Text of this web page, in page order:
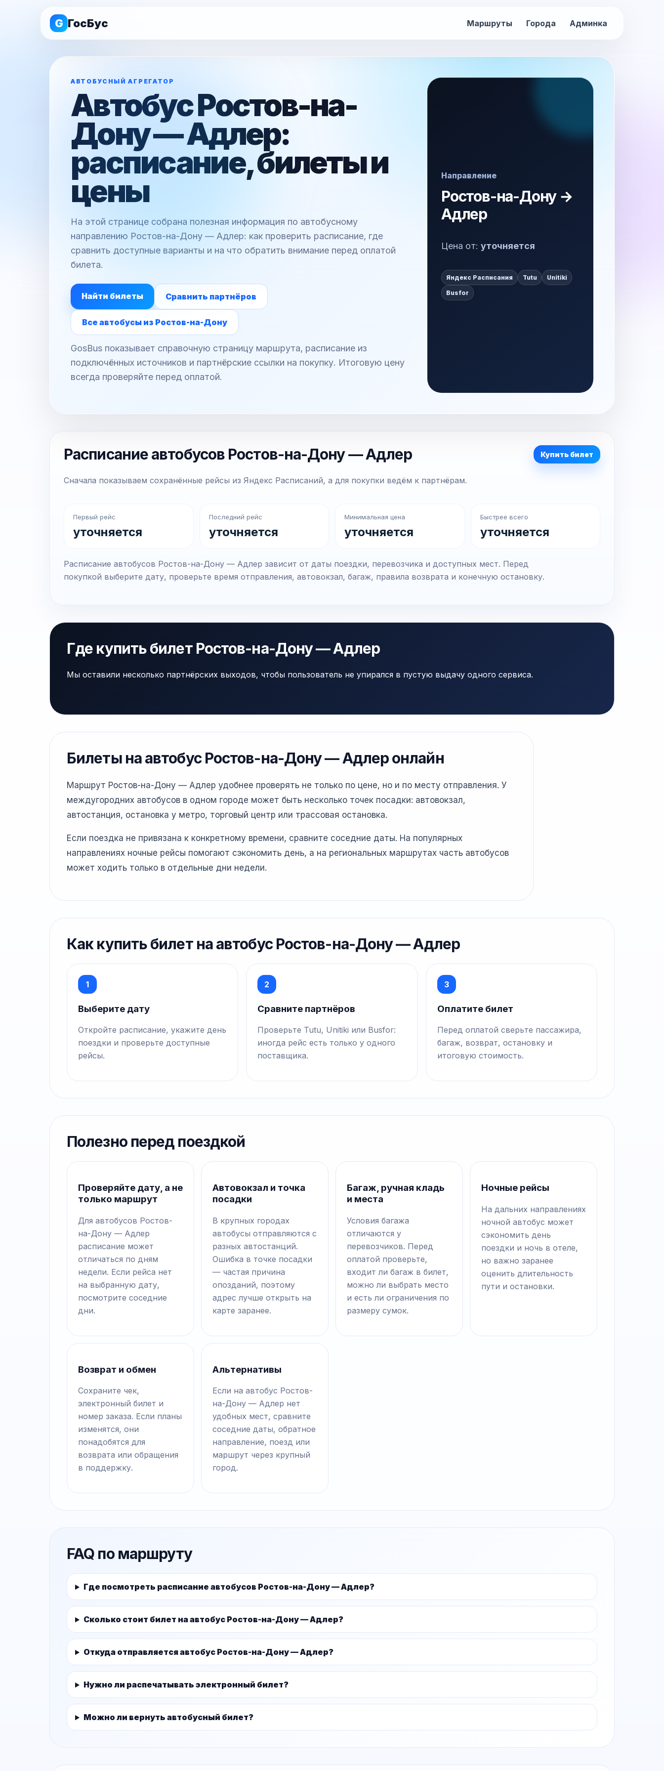
G ГосБус Маршруты Города Админка
АВТОБУСНЫЙ АГРЕГАТОР
Автобус Ростов-на-
Дону — Адлер:
расписание, билеты и
цены
На этой странице собрана полезная информация по автобусному
направлению Ростов-на-Дону — Адлер: как проверить расписание, где
сравнить доступные варианты и на что обратить внимание перед оплатой
билета.
Найти билеты Сравнить партнёров
Все автобусы из Ростов-на-Дону
GosBus показывает справочную страницу маршрута, расписание из
подключённых источников и партнёрские ссылки на покупку. Итоговую цену
всегда проверяйте перед оплатой.
Направление
Ростов-на-Дону →
Адлер
Цена от: уточняется
Яндекс Расписания Tutu Unitiki
Busfor
Расписание автобусов Ростов-на-Дону — Адлер
Сначала показываем сохранённые рейсы из Яндекс Расписаний, а для покупки ведём к партнёрам.
Купить билет
Первый рейс
уточняется
Последний рейс
уточняется
Минимальная цена
уточняется
Быстрее всего
уточняется
Расписание автобусов Ростов-на-Дону — Адлер зависит от даты поездки, перевозчика и доступных мест. Перед
покупкой выберите дату, проверьте время отправления, автовокзал, багаж, правила возврата и конечную остановку.
Где купить билет Ростов-на-Дону — Адлер
Мы оставили несколько партнёрских выходов, чтобы пользователь не упирался в пустую выдачу одного сервиса.
Билеты на автобус Ростов-на-Дону — Адлер онлайн
Маршрут Ростов-на-Дону — Адлер удобнее проверять не только по цене, но и по месту отправления. У
междугородних автобусов в одном городе может быть несколько точек посадки: автовокзал,
автостанция, остановка у метро, торговый центр или трассовая остановка.
Если поездка не привязана к конкретному времени, сравните соседние даты. На популярных
направлениях ночные рейсы помогают сэкономить день, а на региональных маршрутах часть автобусов
может ходить только в отдельные дни недели.
Как купить билет на автобус Ростов-на-Дону — Адлер
1
Выберите дату
Откройте расписание, укажите день
поездки и проверьте доступные
рейсы.
2
Сравните партнёров
Проверьте Tutu, Unitiki или Busfor:
иногда рейс есть только у одного
поставщика.
3
Оплатите билет
Перед оплатой сверьте пассажира,
багаж, возврат, остановку и
итоговую стоимость.
Полезно перед поездкой
Проверяйте дату, а не
только маршрут
Для автобусов Ростов-
на-Дону — Адлер
расписание может
отличаться по дням
недели. Если рейса нет
на выбранную дату,
посмотрите соседние
дни.
Автовокзал и точка
посадки
В крупных городах
автобусы отправляются с
разных автостанций.
Ошибка в точке посадки
— частая причина
опозданий, поэтому
адрес лучше открыть на
карте заранее.
Багаж, ручная кладь
и места
Условия багажа
отличаются у
перевозчиков. Перед
оплатой проверьте,
входит ли багаж в билет,
можно ли выбрать место
и есть ли ограничения по
размеру сумок.
Ночные рейсы
На дальних направлениях
ночной автобус может
сэкономить день
поездки и ночь в отеле,
но важно заранее
оценить длительность
пути и остановки.
Возврат и обмен
Сохраните чек,
электронный билет и
номер заказа. Если планы
изменятся, они
понадобятся для
возврата или обращения
в поддержку.
Альтернативы
Если на автобус Ростов-
на-Дону — Адлер нет
удобных мест, сравните
соседние даты, обратное
направление, поезд или
маршрут через крупный
город.
FAQ по маршруту
Где посмотреть расписание автобусов Ростов-на-Дону — Адлер?
Сколько стоит билет на автобус Ростов-на-Дону — Адлер?
Откуда отправляется автобус Ростов-на-Дону — Адлер?
Нужно ли распечатывать электронный билет?
Можно ли вернуть автобусный билет?